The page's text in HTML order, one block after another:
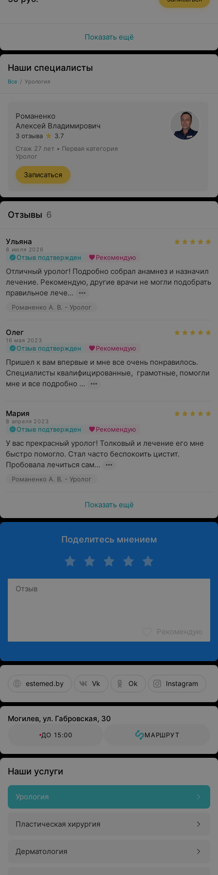
Показать ещё
Наши специалисты
Все / Урология
Романенко
Алексей Владимирович
3 отзыва
3.7
Стаж 27 лет • Первая категория
Уролог
Записаться
Отзывы 6
Ульяна
8 июля 2026
Отзыв подтвержден Рекомендую
Отличный уролог! Подробно собрал анамнез и назначил
лечение. Рекомендую, другие врачи не могли подобрать
правильное лече...
Романенко А. В. - Уролог
Олег
16 мая 2023
Отзыв подтвержден Рекомендую
Пришел к вам впервые и мне все очень понравилось.
Специалисты квалифицированные,  грамотные, помогли
мне и все подробно ...
Мария
8 апреля 2023
Отзыв подтвержден Рекомендую
У вас прекрасный уролог! Толковый и лечение его мне
быстро помогло. Стал часто беспокоить цистит.
Пробовала лечиться сам...
Романенко А. В. - Уролог
Показать ещё
Поделитесь мнением
Рекомендую
estemed.by Vk Ok Instagram
Могилев, ул. Габровская, 30
ДО 15:00 МАРШРУТ
Наши услуги
Урология
Пластическая хирургия
Дерматология